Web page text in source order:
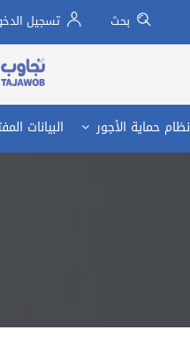
بحث
تسجيل
تجاوب
نظام حماية الأجور البيانات